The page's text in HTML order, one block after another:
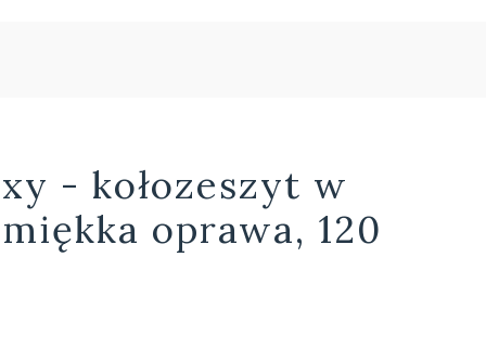
- kołozeszyt w
oprawa, 120